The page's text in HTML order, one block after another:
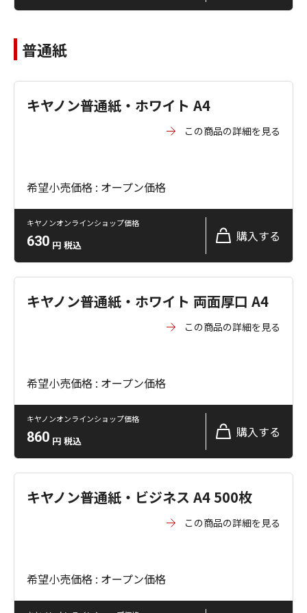
普通紙
キヤノン普通紙・ホワイト A4
この商品の詳細を見る
希望小売価格 : オープン価格
キヤノンオンラインショップ価格
630 円 税込
購入する
キヤノン普通紙・ホワイト 両面厚口 A4
この商品の詳細を見る
希望小売価格 : オープン価格
キヤノンオンラインショップ価格
860 円 税込
購入する
キヤノン普通紙・ビジネス A4 500枚
この商品の詳細を見る
希望小売価格 : オープン価格